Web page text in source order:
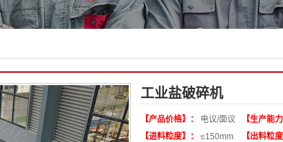
工业盐破碎机
【产品价格】： 电议/面议 【生产能力
【进料粒度】：
≤150mm 【出料粒度